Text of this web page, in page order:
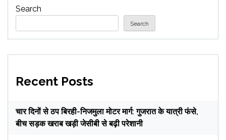
Search
Search
Recent Posts
चार दिनों से ठप बिरही-निजमुला मोटर मार्ग: गुजरात के यात्री फंसे,
बीच सड़क खराब खड़ी जेसीबी से बढ़ी परेशानी